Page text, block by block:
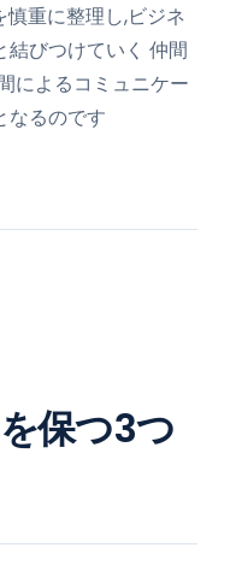
重に整理し,ビジネ
結びつけていく 仲間
によるコミュニケー
なるのです
保つ3つ